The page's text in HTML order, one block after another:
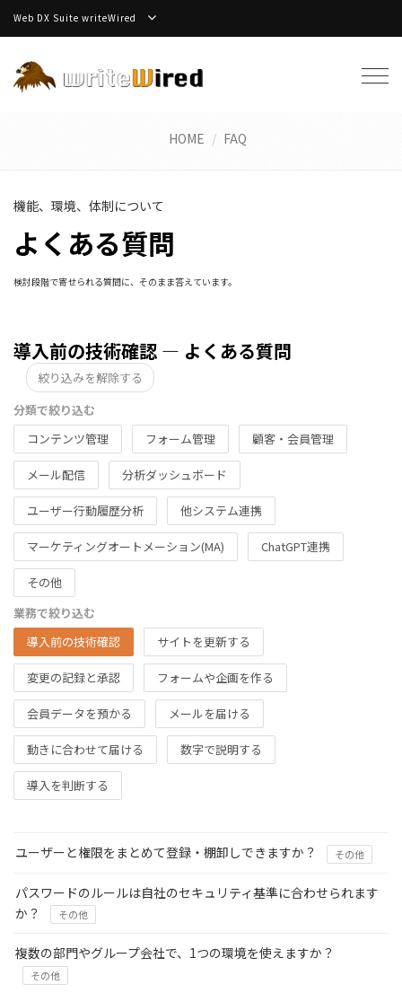
Web DX Suite writeWired
HOME FAQ
機能、環境、体制について
よくある質問
検討段階で寄せられる質問に、そのまま答えています。
導入前の技術確認 — よくある質問
絞り込みを解除する
分類で絞り込む
コンテンツ管理
フォーム管理 顧客・会員管理
メール配信 分析ダッシュボード
ユーザー行動履歴分析 他システム連携
マーケティングオートメーション(MA) ChatGPT連携
その他
業務で絞り込む
導入前の技術確認
サイトを更新する
変更の記録と承認 フォームや企画を作る
会員データを預かる メールを届ける
動きに合わせて届ける 数字で説明する
導入を判断する
ユーザーと権限をまとめて登録・棚卸しできますか？ その他
パスワードのルールは自社のセキュリティ基準に合わせられます
か？
その他
複数の部門やグループ会社で、1つの環境を使えますか？
その他